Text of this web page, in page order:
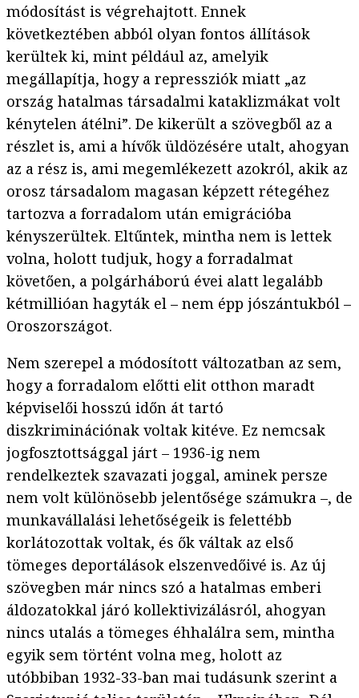
módosítást is végrehajtott. Ennek
következtében abból olyan fontos állítások
kerültek ki, mint például az, amelyik
megállapítja, hogy a repressziók miatt „az
ország hatalmas társadalmi kataklizmákat volt
kénytelen átélni”. De kikerült a szövegből az a
részlet is, ami a hívők üldözésére utalt, ahogyan
az a rész is, ami megemlékezett azokról, akik az
orosz társadalom magasan képzett rétegéhez
tartozva a forradalom után emigrációba
kényszerültek. Eltűntek, mintha nem is lettek
volna, holott tudjuk, hogy a forradalmat
követően, a polgárháború évei alatt legalább
kétmillióan hagyták el – nem épp jószántukból –
Oroszországot.
Nem szerepel a módosított változatban az sem,
hogy a forradalom előtti elit otthon maradt
képviselői hosszú időn át tartó
diszkriminációnak voltak kitéve. Ez nemcsak
jogfosztottsággal járt – 1936-ig nem
rendelkeztek szavazati joggal, aminek persze
nem volt különösebb jelentősége számukra –, de
munkavállalási lehetőségeik is felettébb
korlátozottak voltak, és ők váltak az első
tömeges deportálások elszenvedőivé is. Az új
szövegben már nincs szó a hatalmas emberi
áldozatokkal járó kollektivizálásról, ahogyan
nincs utalás a tömeges éhhalálra sem, mintha
egyik sem történt volna meg, holott az
utóbbiban 1932-33-ban mai tudásunk szerint a